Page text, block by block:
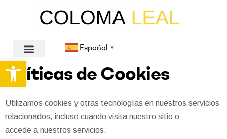
Abrir barra de herramientas
Español ▼
Políticas de Cookies
Utilizamos cookies y otras tecnologías en nuestros servicios
relacionados, incluso cuando visita nuestro sitio o
accede a nuestros servicios.